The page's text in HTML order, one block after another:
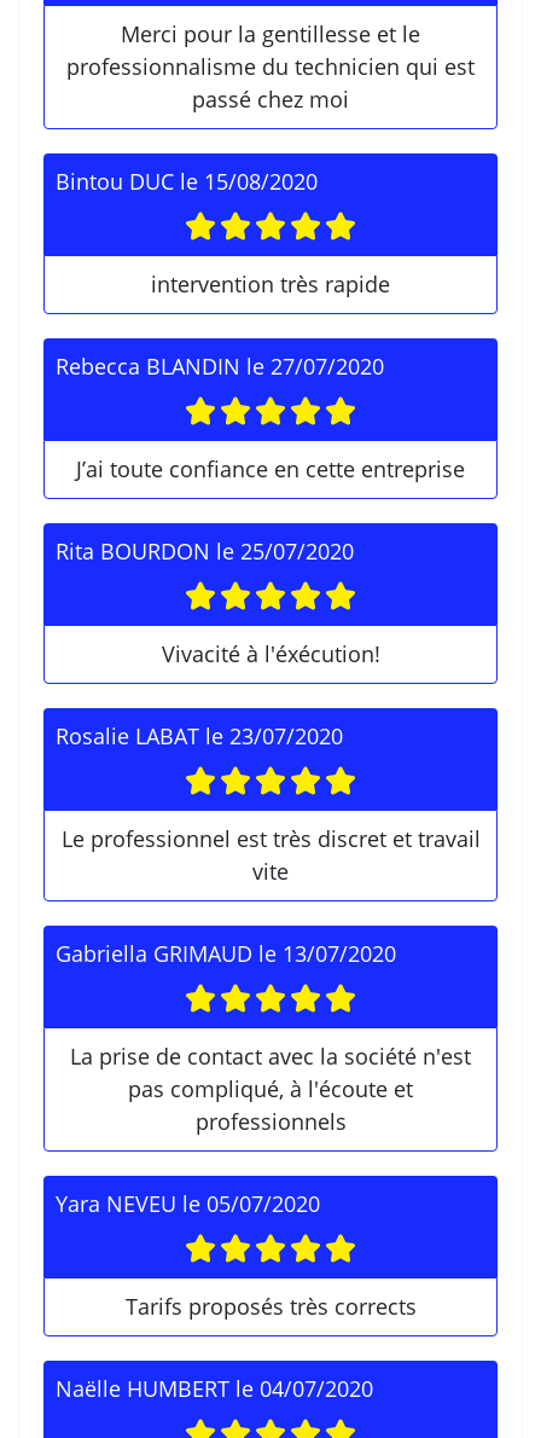
Merci pour la gentillesse et le
professionnalisme du technicien qui est
passé chez moi
Bintou DUC le 15/08/2020
intervention très rapide
Rebecca BLANDIN le 27/07/2020
J’ai toute confiance en cette entreprise
Rita BOURDON le 25/07/2020
Vivacité à l'éxécution!
Rosalie LABAT le 23/07/2020
Le professionnel est très discret et travail
vite
Gabriella GRIMAUD le 13/07/2020
La prise de contact avec la société n'est
pas compliqué, à l'écoute et
professionnels
Yara NEVEU le 05/07/2020
Tarifs proposés très corrects
Naëlle HUMBERT le 04/07/2020